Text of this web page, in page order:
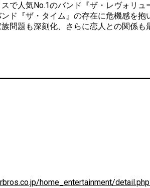
で人気No.1のバンド『ザ・レヴォリュ
ド『ザ・タイム』の存在に危機感を
問題も深刻化、さらに恋人との関係
home_entertainment/